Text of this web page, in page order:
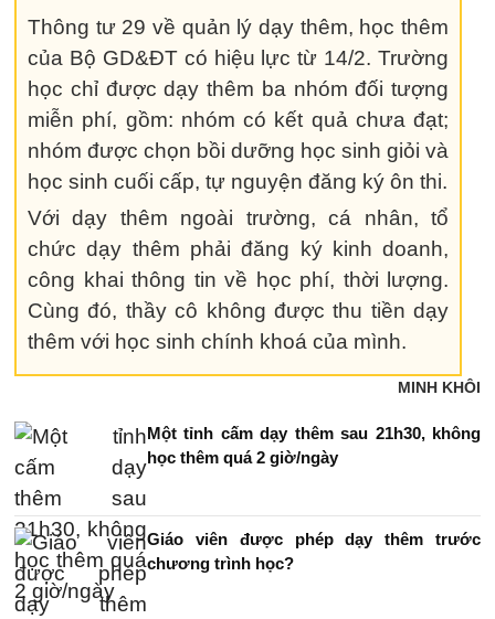
Thông tư 29 về quản lý dạy thêm, học thêm
của Bộ GD&ĐT có hiệu lực từ 14/2. Trường
học chỉ được dạy thêm ba nhóm đối tượng
miễn phí, gồm: nhóm có kết quả chưa đạt;
nhóm được chọn bồi dưỡng học sinh giỏi và
học sinh cuối cấp, tự nguyện đăng ký ôn thi.
Với dạy thêm ngoài trường, cá nhân, tổ
chức dạy thêm phải đăng ký kinh doanh,
công khai thông tin về học phí, thời lượng.
Cùng đó, thầy cô không được thu tiền dạy
thêm với học sinh chính khoá của mình.
MINH KHÔI
Một tỉnh cấm dạy thêm sau 21h30, không
học thêm quá 2 giờ/ngày
Giáo viên được phép dạy thêm trước
chương trình học?